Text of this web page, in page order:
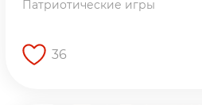
Патриотические игры
36